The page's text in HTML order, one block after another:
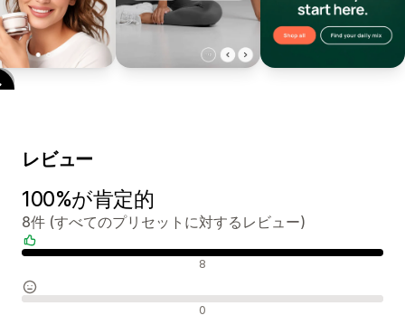
レビュー
100%が肯定的
8件 (すべてのプリセットに対するレビュー)
8
0